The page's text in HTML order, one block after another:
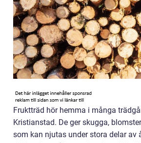
Fruktträd hör hemma i många
Kristianstad. De ger skugga,
som kan njutas under stora delar av